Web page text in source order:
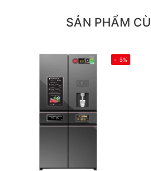
SẢN PHẨM
- 5%